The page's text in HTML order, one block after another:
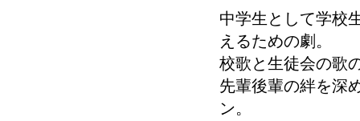
中学生として学校
えるための劇。
校歌と生徒会の歌
先輩後輩の絆を深
ン。